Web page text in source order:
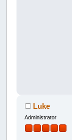
Luke
Administrator